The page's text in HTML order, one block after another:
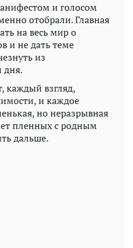
и голосом
отобрали. Главная
на весь мир о
и не дать теме
из
дня.
каждый взгляд,
и каждое
но неразрывная
пленных с родным
дальше.